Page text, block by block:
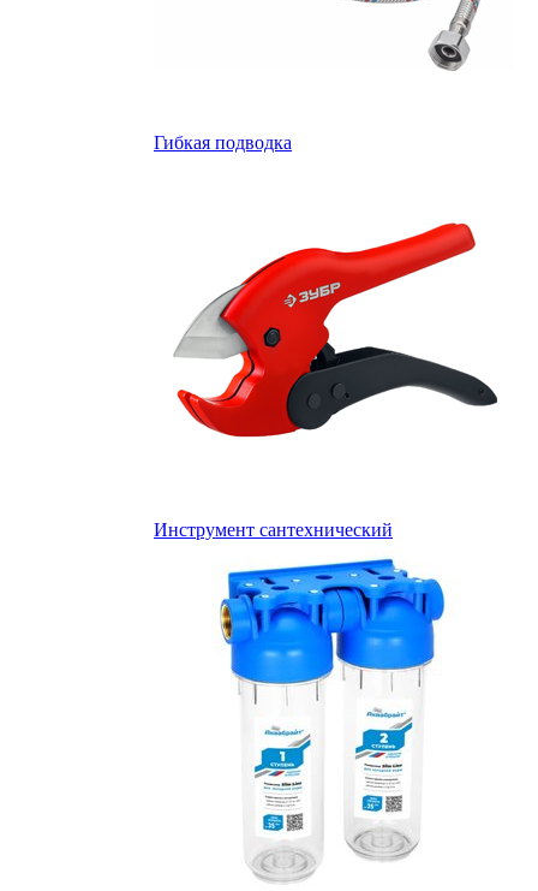
Гибкая подводка
Инструмент сантехнический